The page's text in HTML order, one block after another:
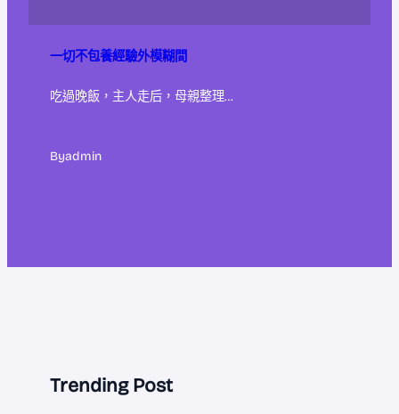
一切不包養經驗外模糊間
吃過晚飯，主人走后，母親整理…
Byadmin
Trending Post